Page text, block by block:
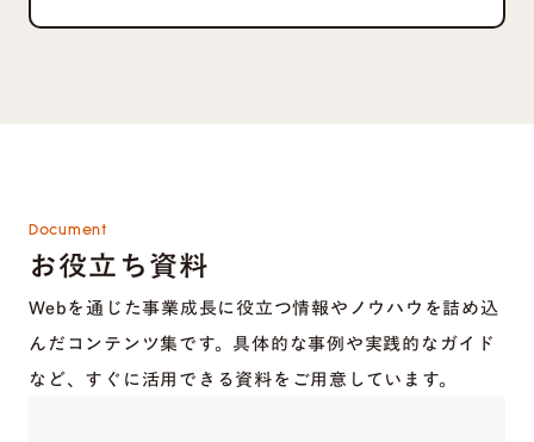
Document
お役立ち資料
Webを通じた事業成長に役立つ情報やノウハウを詰め込
んだコンテンツ集です。具体的な事例や実践的なガイド
など、すぐに活用できる資料をご用意しています。